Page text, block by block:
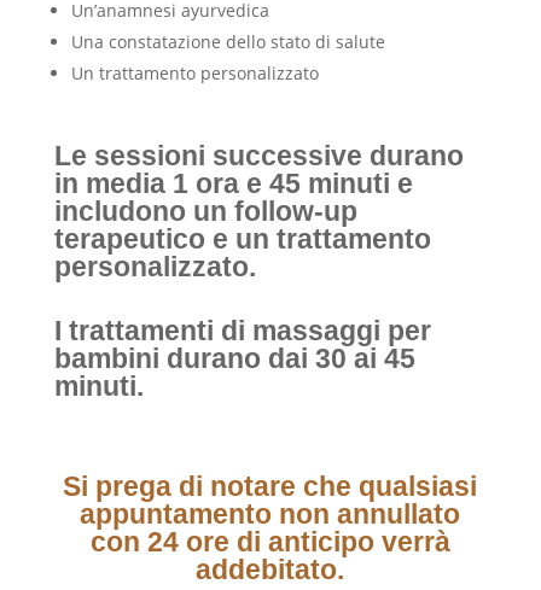
Un’anamnesi ayurvedica
Una constatazione dello stato di salute
Un trattamento personalizzato
Le sessioni successive durano
in media 1 ora e 45 minuti e
includono un follow-up
terapeutico e un trattamento
personalizzato.
I trattamenti di massaggi per
bambini durano dai 30 ai 45
minuti.
Si prega di notare che qualsiasi
appuntamento non annullato
con 24 ore di anticipo verrà
addebitato.